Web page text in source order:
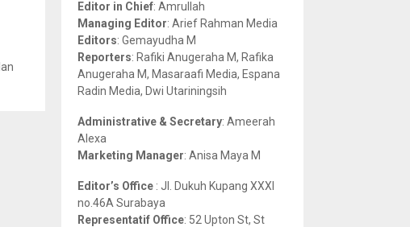
r
:
R
H
Editor in Chief: Amrullah
Managing Editor: Arief Rahman Media
Editors: Gemayudha M
Reporters: Rafiki Anugeraha M, Rafika
Anugeraha M, Masaraafi Media, Espana
Radin Media, Dwi Utariningsih
Administrative & Secretary: Ameerah
Alexa
Marketing Manager: Anisa Maya M
Editor’s Office : Jl. Dukuh Kupang XXXI
no.46A Surabaya
Representatif Office: 52 Upton St, St